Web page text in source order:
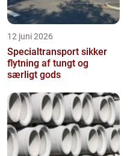
12 juni 2026
Specialtransport sikker
flytning af tungt og
særligt gods